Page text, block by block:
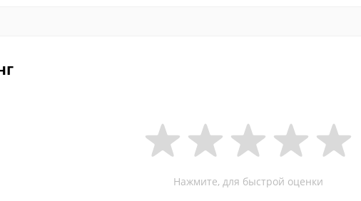
Нажмите, для быстрой оценки